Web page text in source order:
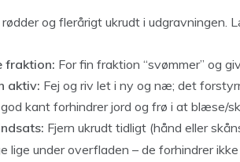
rødder og flerårigt ukrudt i udgravningen.
fraktion: For fin fraktion “svømmer” og
aktiv: Fej og riv let i ny og næ; det
kant forhindrer jord og frø i at blæse/
Fjern ukrudt tidligt (hånd eller
under overfladen – de forhindrer